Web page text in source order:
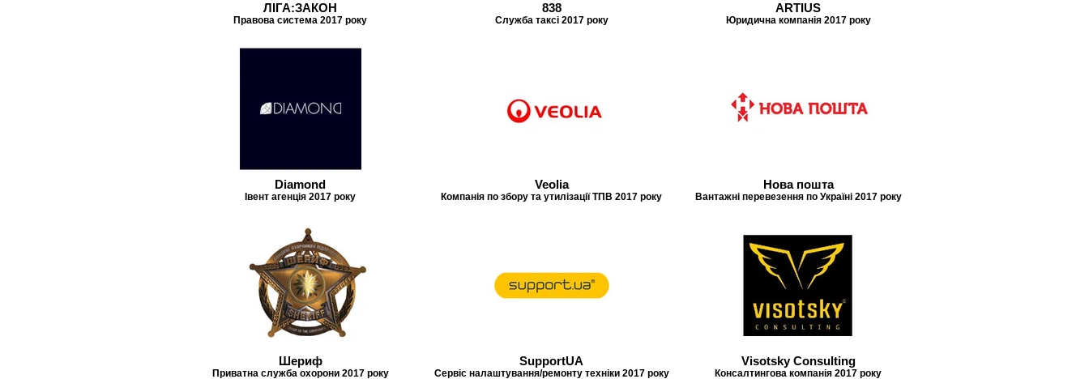
ЛІГА:ЗАКОН
Правова система 2017 року
838
Служба таксі 2017 року
ARTIUS
Юридична компанія 2017 року
Diamond
Івент агенція 2017 року
Veolia
Компанія по збору та утилізації ТПВ 2017 року
Нова пошта
Вантажні перевезення по Україні 2017 року
Шериф
Приватна служба охорони 2017 року
SupportUA
Сервіс налаштування/ремонту техніки 2017 року
Visotsky Consulting
Консалтингова компанія 2017 року